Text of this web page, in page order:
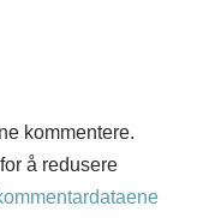
kommentere.
å redusere